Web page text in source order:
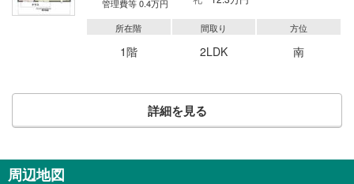
管理費等 0.4万円
所在階
1階
間取り
2LDK
方位
南
詳細を見る
周辺地図